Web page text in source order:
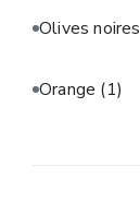
Olives noires
Orange (1)